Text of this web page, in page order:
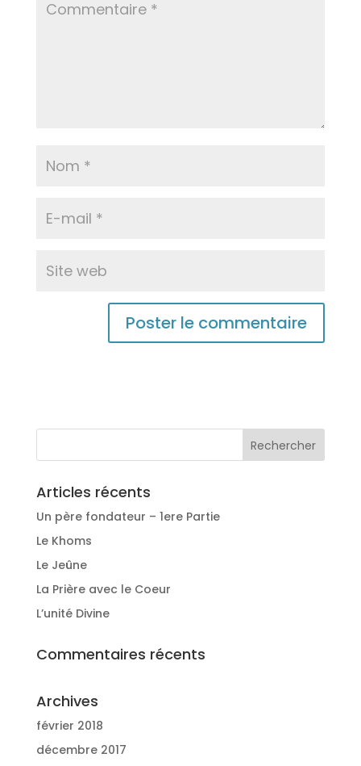
Articles récents
Un père fondateur – 1ere Partie
Le Khoms
Le Jeûne
La Prière avec le Coeur
L’unité Divine
Commentaires récents
Archives
février 2018
décembre 2017